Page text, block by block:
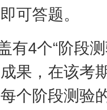
可答题。
有4个“阶段
果，在该考
个阶段测验